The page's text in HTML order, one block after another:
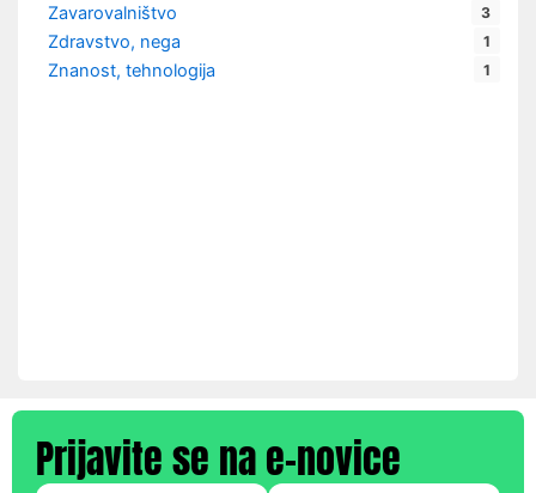
Zavarovalništvo 3
Zdravstvo, nega 1
Znanost, tehnologija 1
Prijavite se na e-novice